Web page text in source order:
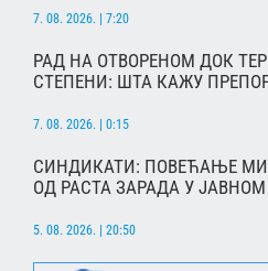
7. 08. 2026. | 7:20
РАД НА ОТВОРЕНОМ ДОК
СТЕПЕНИ: ШТА КАЖУ
7. 08. 2026. | 0:15
СИНДИКАТИ: ПОВЕЋАЊЕ
ОД РАСТА ЗАРАДА У
5. 08. 2026. | 20:50